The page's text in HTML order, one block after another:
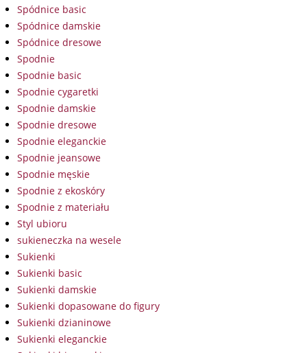
Spódnice basic
Spódnice damskie
Spódnice dresowe
Spodnie
Spodnie basic
Spodnie cygaretki
Spodnie damskie
Spodnie dresowe
Spodnie eleganckie
Spodnie jeansowe
Spodnie męskie
Spodnie z ekoskóry
Spodnie z materiału
Styl ubioru
sukieneczka na wesele
Sukienki
Sukienki basic
Sukienki damskie
Sukienki dopasowane do figury
Sukienki dzianinowe
Sukienki eleganckie